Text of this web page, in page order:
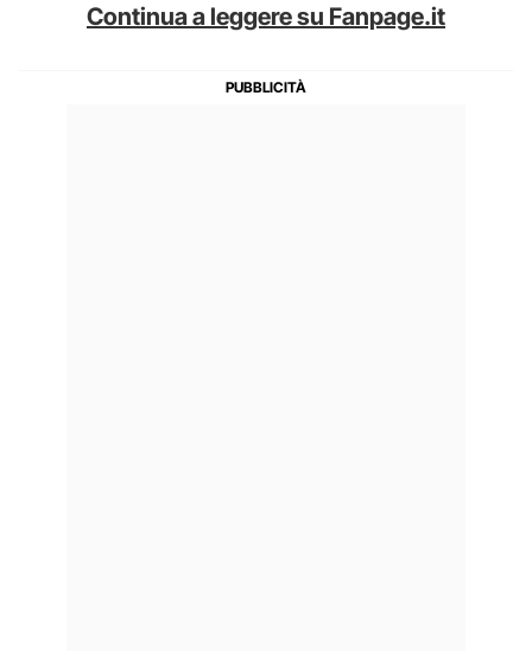
Continua a leggere su Fanpage.it